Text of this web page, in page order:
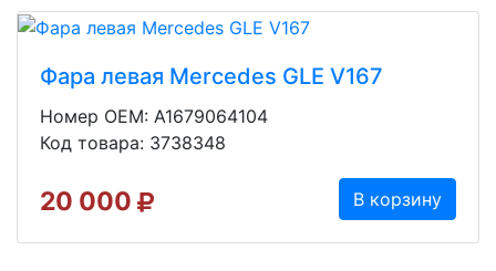
Фара левая Mercedes GLE V167
Номер OEM: A1679064104
Код товара: 3738348
20 000 В корзину